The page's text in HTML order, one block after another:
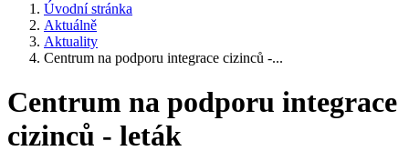
Úvodní stránka
Aktuálně
Aktuality
Centrum na podporu integrace cizinců -...
Centrum na podporu integrace
cizinců - leták